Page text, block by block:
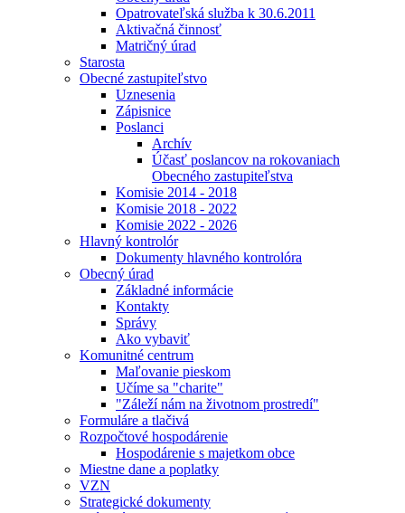
Opatrovateľská služba k 30.6.2011
Aktivačná činnosť
Matričný úrad
Starosta
Obecné zastupiteľstvo
Uznesenia
Zápisnice
Poslanci
Archív
Účasť poslancov na rokovaniach
Obecného zastupiteľstva
Komisie 2014 - 2018
Komisie 2018 - 2022
Komisie 2022 - 2026
Hlavný kontrolór
Dokumenty hlavného kontrolóra
Obecný úrad
Základné informácie
Kontakty
Správy
Ako vybaviť
Komunitné centrum
Maľovanie pieskom
Učíme sa "charite"
"Záleží nám na životnom prostredí"
Formuláre a tlačivá
Rozpočtové hospodárenie
Hospodárenie s majetkom obce
Miestne dane a poplatky
VZN
Strategické dokumenty